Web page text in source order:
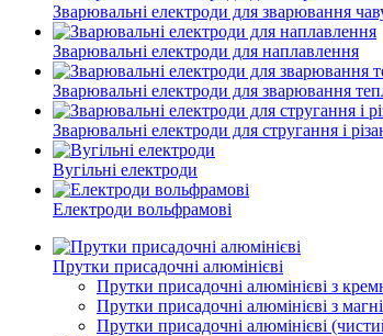
Зварювальні електроди для зварювання
Зварювальні електроди для наплавлення
Зварювальні електроди для зварювання
Зварювальні електроди для стругання і
Вугільні електроди
Електроди вольфрамові
Прутки присадочні алюмінієві
Прутки присадочні алюмінієві з
Прутки присадочні алюмінієві з
Прутки присадочні алюмінієві